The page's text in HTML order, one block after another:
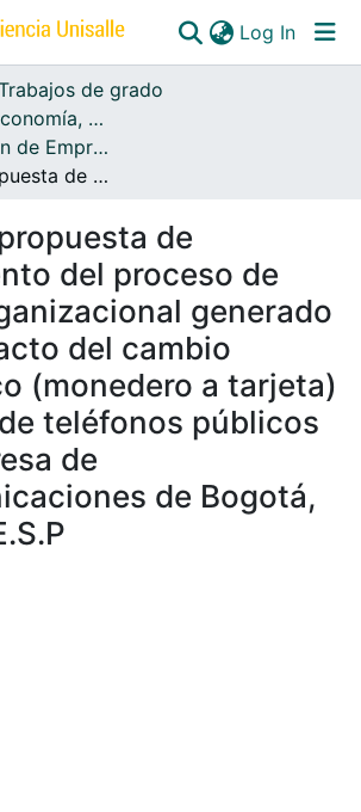
Log In
de grado
Facultad de Economía, Empresa y Desarrollo Sostenible - FEEDS
Administración de Empresas
Análisis y propuesta de mejoramiento del proceso de cambio organizacional generado por el impacto del cambio tecnológico (monedero a tarjeta) en el área de teléfonos públicos de la empresa de telecomunicaciones de Bogotá, ETB S.A., E.S.P
de
del proceso de
generado
del cambio
(monedero a tarjeta)
teléfonos públicos
de
de Bogotá,